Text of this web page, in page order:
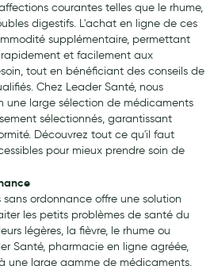
courantes telles que le rhume,
digestifs. L'achat en ligne de ces
supplémentaire, permettant
et facilement aux
tout en bénéficiant des conseils de
Chez Leader Santé, nous
une large sélection de médicaments
sélectionnés, garantissant
Découvrez tout ce qu'il faut
pour mieux prendre soin de
ordonnance offre une solution
les petits problèmes de santé du
légères, la fièvre, le rhume ou
Santé, pharmacie en ligne agréée,
une large gamme de médicaments,